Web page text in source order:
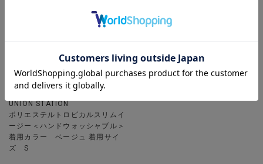
UNION STATION
ポリエステルトロピカルスリムイ
ージー＜ハンドウォッシャブル＞
着用カラー ベージュ 着用サイ
ズ S